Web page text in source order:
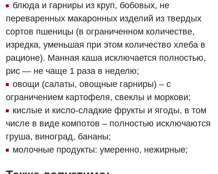
Урологическое отделение
Урология
Физиотерапия
Хирургическое отделение
Эндокринология
Для детей
Детская аллергология
Детская гастроэнтерология
Детская гинекология
блюда и гарниры из круп, бобовых, не
переваренных макаронных изделий из твердых
сортов пшеницы (в ограниченном количестве,
изредка, уменьшая при этом количество хлеба в
рационе). Манная каша исключается полностью,
рис — не чаще 1 раза в неделю;
овощи (салаты, овощные гарниры) – с
ограничением картофеля, свеклы и моркови;
кислые и кисло-сладкие фрукты и ягоды, в том
числе в виде компотов – полностью исключаются
груша, виноград, бананы;
молочные продукты: умеренно, нежирные;